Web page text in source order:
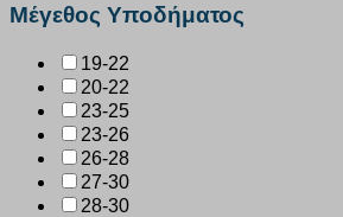
Μέγεθος Υποδήματος
19-22
20-22
23-25
23-26
26-28
27-30
28-30